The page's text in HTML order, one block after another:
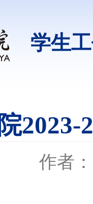
学生
2023-
作者：